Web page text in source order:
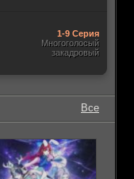
1-9 Серия
Многоголосый
закадровый
Все